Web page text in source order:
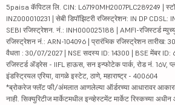
5paisa कॅपिटल लि. CIN: L67190MH2007PLC289249 |
INZ000010231 | सेबी डिपॉझिटरी रजिस्ट्रेशन: IN DP CDSL:
SEBI रजिस्ट्रेशन. नं.: INH000025188 | AMFI-रजिस्टर्ड
रजिस्ट्रेशन नं.: ARN-104096 | प्रारंभिक रजिस्ट्रेशन तारीख:
वैधता : 30/07/2027 | NSE सदस्य ID: 14300 | BSE मेंबर ID:
रजिस्टर्ड ॲड्रेस - IIFL हाऊस, सन इन्फोटेक पार्क, रोड नं. 16V,
इंडस्ट्रियल एरिया, वागळे इस्टेट, ठाणे, महाराष्ट्र - 400604
*ब्रोकरेज फ्लॅट फी/अंमलात आणलेल्या ऑर्डरच्या आधारावर
नाही. सिक्युरिटीज मार्केटमधील इन्व्हेस्टमेंट मार्केट रिस्कच्या अधीन